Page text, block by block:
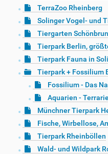
TerraZoo Rheinberg
Solinger Vogel- und
Tiergarten
Tierpark Berlin,
Tierpark Fauna in
Tierpark + Fossilium
Fossilium - Das
Aquarien -
Münchner Tierpark
Fische, Wirbellose,
Tierpark Rheinböllen
Wald- und Wildpark